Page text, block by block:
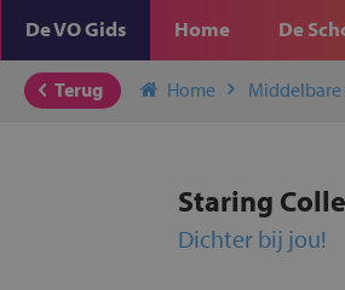
De VO Gids Home De
Terug Home Middelbare
Staring
Dichter bij jou!